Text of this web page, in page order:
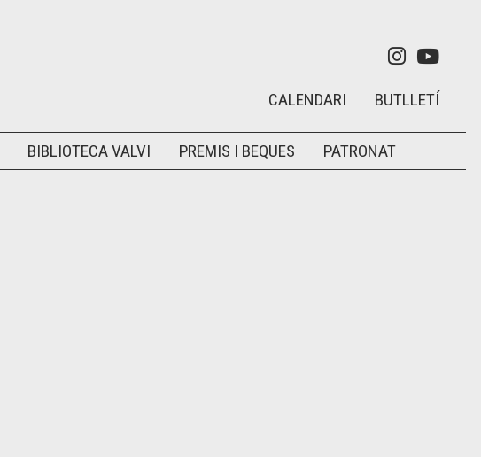
Link aLink
BUTLLETÍ
CALENDARI
BIBLIOTECA VALVI PREMIS I BEQUES PATRONAT